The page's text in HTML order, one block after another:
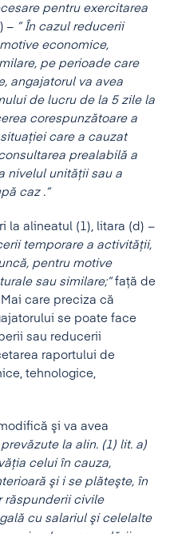
pentru exercitarea
– ” În cazul reducerii
economice,
pe perioade care
angajatorul va avea
de lucru de la 5 zile la
corespunzătoare a
care a cauzat
prealabilă a
nivelul unităţii sau a
caz .”
la alineatul (1), litara (d) –
temporare a activităţii,
pentru motive
sau similare;” faţă de
care preciza că
se poate face
sau reducerii
raportului de
tehnologice,
şi va avea
la alin. (1) lit. a)
celui în cauza,
şi i se plăteşte, în
răspunderii civile
cu salariul şi celelalte